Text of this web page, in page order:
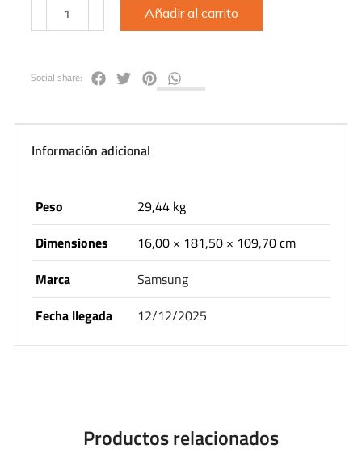
Añadir al carrito
Social share:
Información adicional
Peso
29,44 kg
Dimensiones
16,00 × 181,50 × 109,70 cm
Marca
Samsung
Fecha llegada
12/12/2025
Productos relacionados